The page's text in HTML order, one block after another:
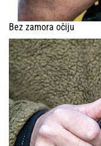
Bez zamora očiju